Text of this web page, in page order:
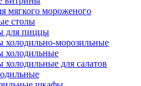
мягкого мороженого
столы
для пиццы
холодильно-морозильные
холодильные
холодильные для салатов